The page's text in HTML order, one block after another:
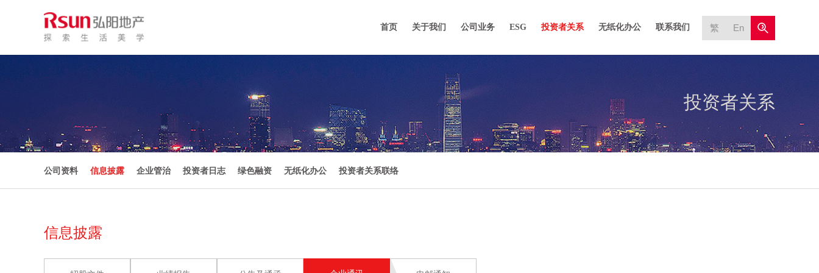
繁 En
首页 关于我们 公司业务 ESG 投资者关系 无纸化办公 联系我们
投资者关系
公司资料 信息披露 企业管治 投资者日志 绿色融资 无纸化办公 投资者关系联络
信息披露